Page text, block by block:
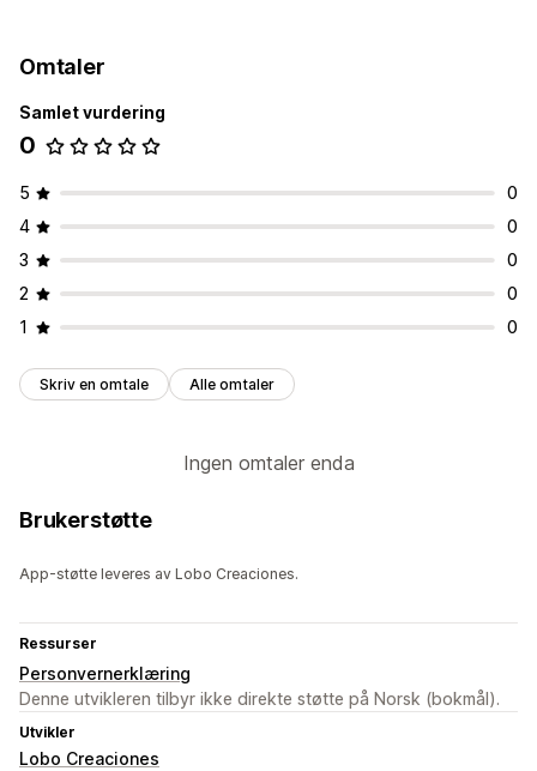
Omtaler
Samlet vurdering
0
5
0
4
0
3
0
2
0
1
0
Skriv en omtale Alle omtaler
Ingen omtaler enda
Brukerstøtte
App-støtte leveres av Lobo Creaciones.
Ressurser
Personvernerklæring
Denne utvikleren tilbyr ikke direkte støtte på Norsk (bokmål).
Utvikler
Lobo Creaciones